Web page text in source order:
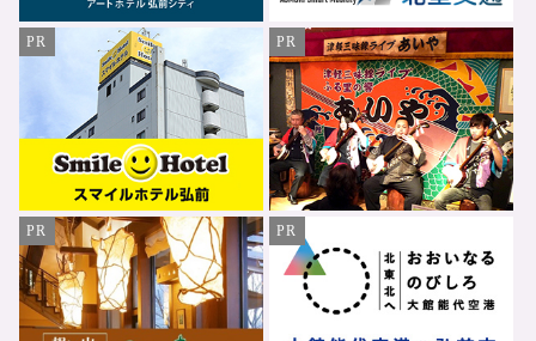
PR PR
PR PR